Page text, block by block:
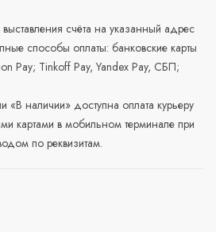
счёта на указанный адрес
способы оплаты: банковские карты
Pay; Tinkoff Pay, Yandex Pay, СБП;
«В наличии» доступна оплата курьеру
картами в мобильном терминале при
по реквизитам.